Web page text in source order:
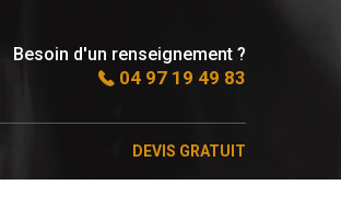
Besoin d'un renseignement ?
04 97 19 49 83
DEVIS GRATUIT